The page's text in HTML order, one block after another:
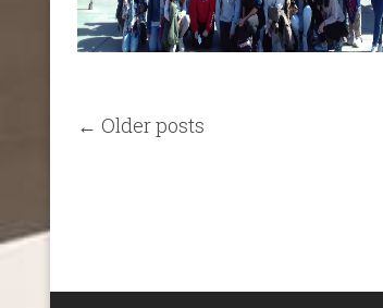
← Older posts